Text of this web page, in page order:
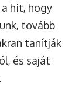
hit, hogy
tovább
tanítják
és saját